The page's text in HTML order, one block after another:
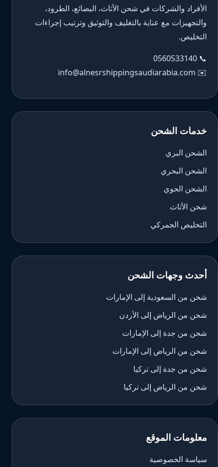
الأفراد والشركات في شحن الأثاث، البضائع، الطرود،
والتجهيزات مع عناية بالتغليف والتوثيق وترتيب إجراءات
التخليص.
📞
0560533140
✉️
info@alnesrshippingsaudiarabia.com
خدمات الشحن
الشحن البري
الشحن البحري
الشحن الجوي
شحن الأثاث
التخليص الجمركي
أحدث وجهات الشحن
شحن من السعودية إلى الإمارات
شحن من الرياض إلى الأردن
شحن من جدة إلى الإمارات
شحن من الرياض إلى الإمارات
شحن من جدة إلى تركيا
شحن من الرياض إلى تركيا
معلومات الموقع
سياسة الخصوصية